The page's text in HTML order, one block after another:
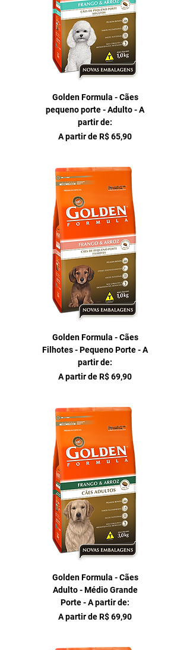
Golden Formula - Cães
pequeno porte - Adulto - A
partir de:
A partir deR$ 65,90
Preço promocional
Golden Formula - Cães
Filhotes - Pequeno Porte - A
partir de:
A partir deR$ 69,90
Preço promocional
Golden Formula - Cães
Adulto - Médio Grande
Porte - A partir de:
A partir deR$ 69,90
Preço promocional